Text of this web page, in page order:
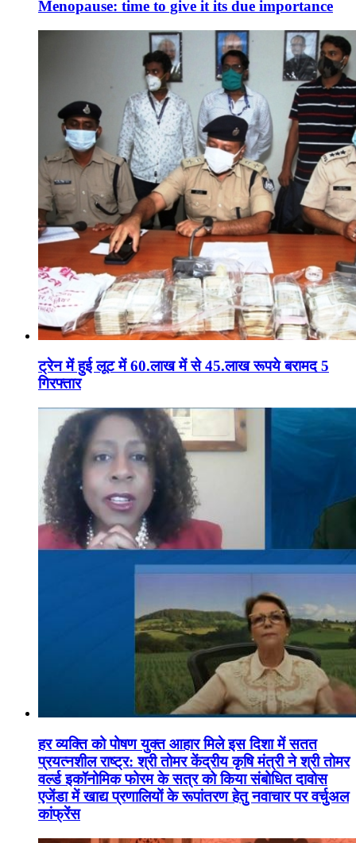
Menopause: time to give it its due importance
ट्रेन में हुई लूट में 60.लाख में से 45.लाख रूपये बरामद 5
गिरफ्तार
हर व्यक्ति को पोषण युक्त आहार मिले इस दिशा में सतत
प्रयत्नशील राष्ट्र: श्री तोमर केंद्रीय कृषि मंत्री ने श्री तोमर
वर्ल्ड इकॉनोमिक फोरम के सत्र को किया संबोधित दावोस
एजेंडा में खाद्य प्रणालियों के रूपांतरण हेतु नवाचार पर वर्चुअल
कांफ्रेंस